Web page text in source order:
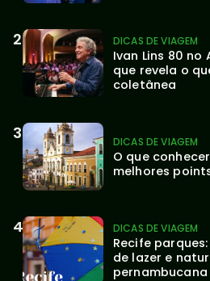
DICAS DE VIAGEM
Ivan Lins 80 no
que revela o
coletânea
DICAS DE VIAGEM
O que
melhores
DICAS DE VIAGEM
Recife
de lazer e
pernambucana